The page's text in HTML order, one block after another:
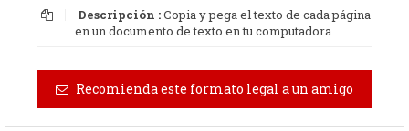
Descripción :Copia y pega el texto de cada página
en un documento de texto en tu computadora.
Recomienda este formato legal a un amigo